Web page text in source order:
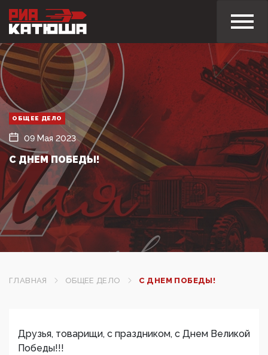
ОБЩЕЕ ДЕЛО
09 Мая 2023
С ДНЕМ ПОБЕДЫ!
ГЛАВНАЯ ОБЩЕЕ ДЕЛО С ДНЕМ ПОБЕДЫ!
Друзья, товарищи, с праздником, с Днем Великой
Победы!!!